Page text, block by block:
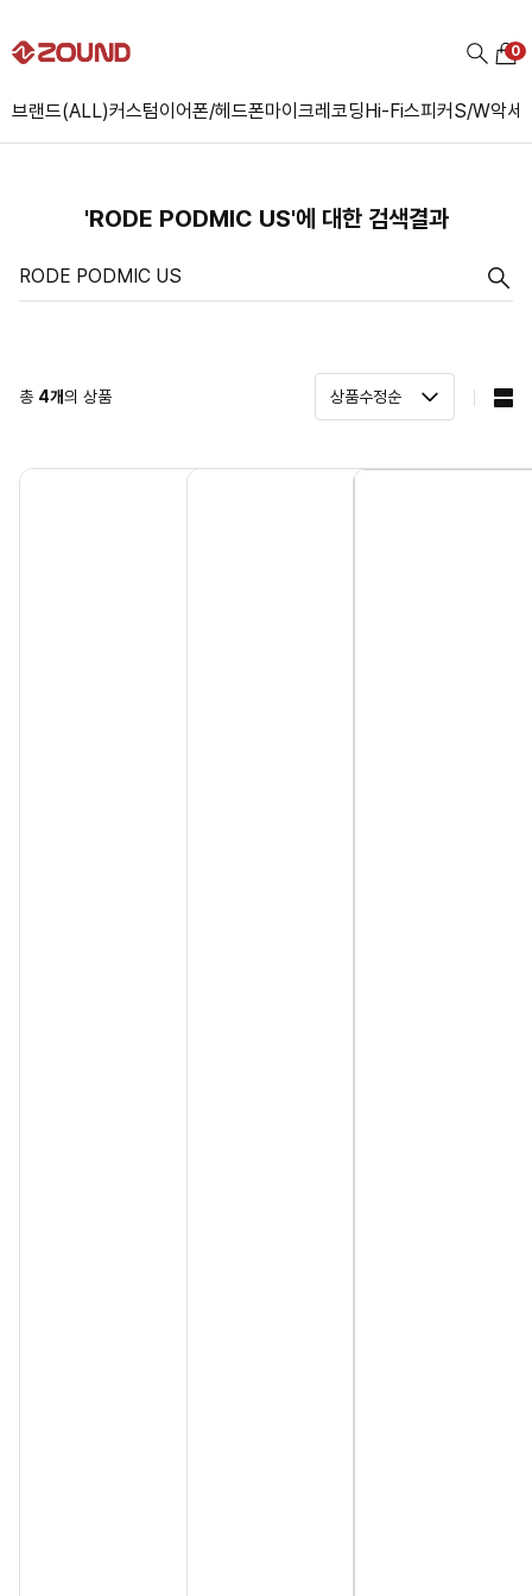
브랜드(ALL)커스텀이어폰/헤드폰마이크레코딩Hi-Fi스피커S/W악세
0
'RODE PODMIC US'에 대한 검색결과
총 4개의 상품